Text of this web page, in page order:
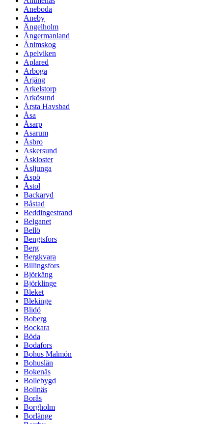
Aneboda
Aneby
Ängelholm
Ångermanland
Ånimskog
Apelviken
Aplared
Arboga
Årjäng
Arkelstorp
Arkösund
Årsta Havsbad
Åsa
Åsarp
Asarum
Åsbro
Askersund
Åskloster
Åsljunga
Aspö
Åstol
Backaryd
Båstad
Beddingestrand
Belganet
Bellö
Bengtsfors
Berg
Bergkvara
Billingsfors
Björkäng
Björklinge
Bleket
Blekinge
Blidö
Boberg
Bockara
Böda
Bodafors
Bohus Malmön
Bohuslän
Bokenäs
Bollebygd
Bollnäs
Borås
Borgholm
Borlänge